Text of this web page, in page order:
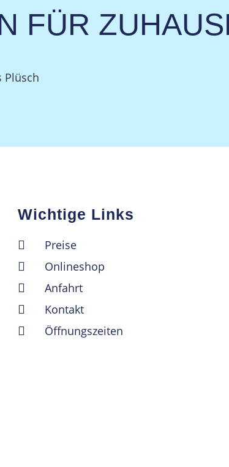
FÜR
Wichtige Links
Preise
Onlineshop
Anfahrt
Kontakt
Öffnungszeiten